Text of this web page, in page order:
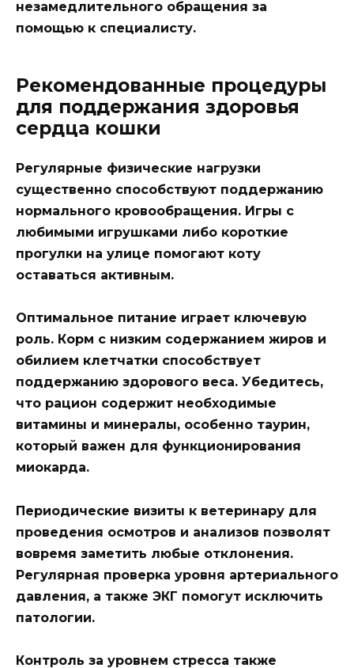
незамедлительного обращения за
помощью к специалисту.
Рекомендованные процедуры
для поддержания здоровья
сердца кошки
Регулярные физические нагрузки
существенно способствуют поддержанию
нормального кровообращения. Игры с
любимыми игрушками либо короткие
прогулки на улице помогают коту
оставаться активным.
Оптимальное питание играет ключевую
роль. Корм с низким содержанием жиров и
обилием клетчатки способствует
поддержанию здорового веса. Убедитесь,
что рацион содержит необходимые
витамины и минералы, особенно таурин,
который важен для функционирования
миокарда.
Периодические визиты к ветеринару для
проведения осмотров и анализов позволят
вовремя заметить любые отклонения.
Регулярная проверка уровня артериального
давления, а также ЭКГ помогут исключить
патологии.
Контроль за уровнем стресса также